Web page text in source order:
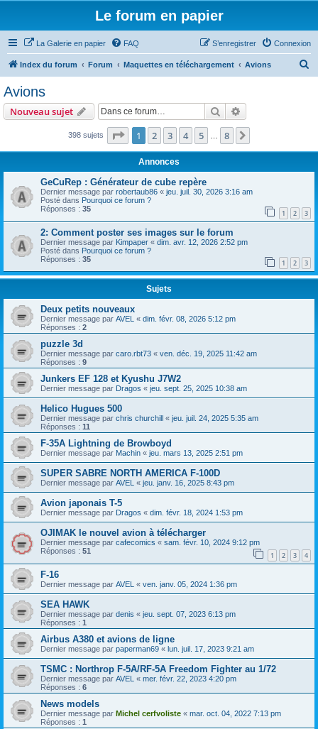
Le forum en papier
La Galerie en papier FAQ Connexion
S’enregistrer
Index du forum Forum Maquettes en téléchargement Avions
r
Avions
Nouveau sujet Rechercher
398 sujets Page 1sur8
1 2 3 4 5 8
Annonces
GeCuRep : Générateur de cube repère
Dernier message par robertaub86 « jeu. juil. 30, 2026 3:16 am
Posté dans Pourquoi ce forum ?
Réponses : 35 1 2 3
2: Comment poster ses images sur le forum
Dernier message par Kimpaper « dim. avr. 12, 2026 2:52 pm
Posté dans Pourquoi ce forum ?
Réponses : 35 1 2 3
Sujets
Deux petits nouveaux
Dernier message par AVEL « dim. févr. 08, 2026 5:12 pm
Réponses : 2
puzzle 3d
Dernier message par caro.rbt73 « ven. déc. 19, 2025 11:42 am
Réponses : 9
Junkers EF 128 et Kyushu J7W2
Dernier message par Dragos « jeu. sept. 25, 2025 10:38 am
Helico Hugues 500
Dernier message par chris churchill « jeu. juil. 24, 2025 5:35 am
Réponses : 11
F-35A Lightning de Browboyd
Dernier message par Machin « jeu. mars 13, 2025 2:51 pm
SUPER SABRE NORTH AMERICA F-100D
Dernier message par AVEL « jeu. janv. 16, 2025 8:43 pm
Avion japonais T-5
Dernier message par Dragos « dim. févr. 18, 2024 1:53 pm
OJIMAK le nouvel avion à télécharger
Dernier message par cafecomics « sam. févr. 10, 2024 9:12 pm
Réponses : 51 1 2 3 4
F-16
Dernier message par AVEL « ven. janv. 05, 2024 1:36 pm
SEA HAWK
Dernier message par denis « jeu. sept. 07, 2023 6:13 pm
Réponses : 1
Airbus A380 et avions de ligne
Dernier message par paperman69 « lun. juil. 17, 2023 9:21 am
TSMC : Northrop F-5A/RF-5A Freedom Fighter au 1/72
Dernier message par AVEL « mer. févr. 22, 2023 4:20 pm
Réponses : 6
News models
Dernier message par Michel cerfvoliste « mar. oct. 04, 2022 7:13 pm
Réponses : 1